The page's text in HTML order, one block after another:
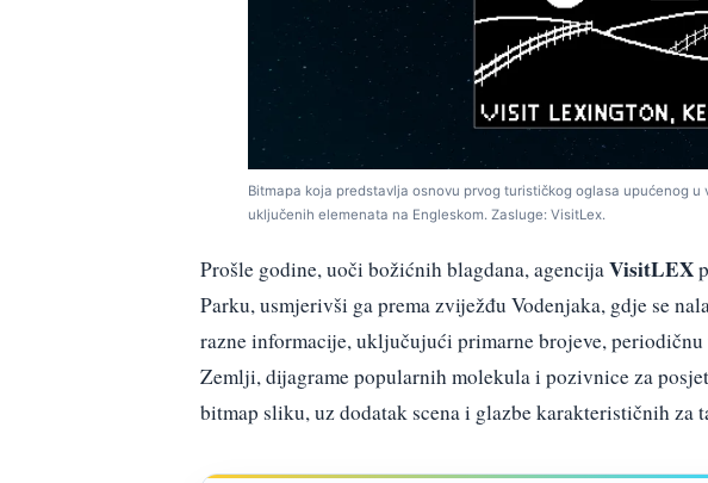
Bitmapa koja predstavlja osnovu prvog turističkog oglasa upućenog
uključenih elemenata na Engleskom. Zasluge: VisitLex.
Prošle godine, uoči božićnih blagdana, agencijaVisitLEX
Parku, usmjerivši ga prema zviježđu Vodenjaka, gdje se
razne informacije, uključujući primarne brojeve,
Zemlji, dijagrame popularnih molekula i pozivnice za
bitmap sliku, uz dodatak scena i glazbe karakterističnih za